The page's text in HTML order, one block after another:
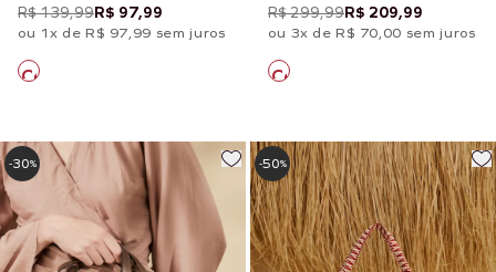
R$ 139,99R$ 97,99
ou 1x de R$ 97,99 sem juros
R$ 299,99R$ 209,99
ou 3x de R$ 70,00 sem juros
-30% -50%